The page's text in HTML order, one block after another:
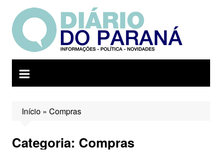
para
conteúdo
Início» Compras
Categoria: Compras